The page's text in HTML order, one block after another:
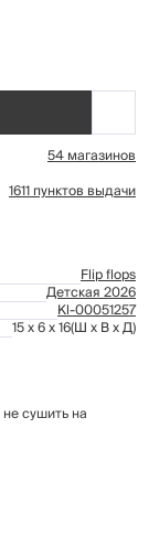
54 магазинов
1611 пунктов выдачи
Flip flops
Детская 2026
Kl-00051257
15 x 6 x 16(Ш x В x Д)
сушить на